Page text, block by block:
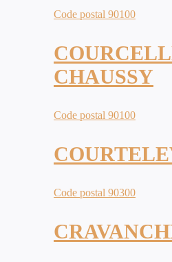
Code postal 90100
CHAUSSY
Code postal 90100
Code postal 90300